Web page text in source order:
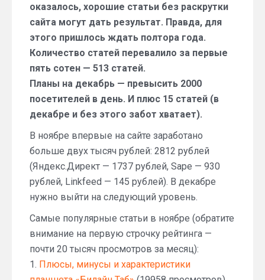
оказалось, хорошие статьи без раскрутки
сайта могут дать результат. Правда, для
этого пришлось ждать полтора года.
Количество статей перевалило за первые
пять сотен — 513 статей.
Планы на декабрь — превысить 2000
посетителей в день. И плюс 15 статей (в
декабре и без этого забот хватает).
В ноябре впервые на сайте заработано
больше двух тысяч рублей: 2812 рублей
(Яндекс.Директ — 1737 рублей, Sape — 930
рублей, Linkfeed — 145 рублей). В декабре
нужно выйти на следующий уровень.
Самые популярные статьи в ноябре (обратите
внимание на первую строчку рейтинга —
почти 20 тысяч просмотров за месяц):
1. Плюсы, минусы и характеристики